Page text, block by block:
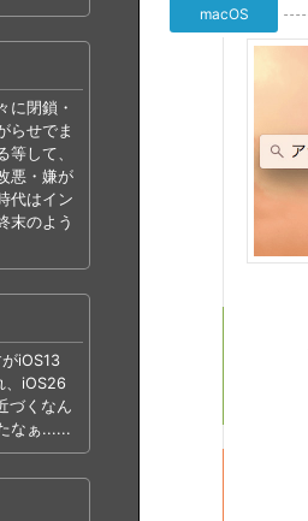
に閉鎖・
らせでま
等して、
悪・嫌が
代はイン
末のよう
iOS13
、iOS26
づくなん
なぁ......
macOS